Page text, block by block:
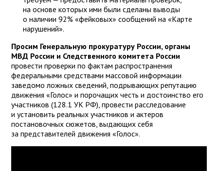
на основе которых ими были сделаны выводы
о наличии 92% «фейковых» сообщений на «Карте
нарушений».
Просим Генеральную прокуратуру России, органы
МВД России и Следственного комитета России
провести проверки по фактам распространения
федеральными средствами массовой информации
заведомо ложных сведений, подрывающих репутацию
движения «Голос» и порочащих честь и достоинство его
участников (128.1 УК РФ), провести расследование
и установить реальных участников и актеров
постановочных сюжетов, выдающих себя
за представителей движения «Голос».